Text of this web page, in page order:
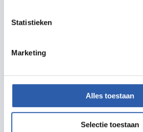
Statistieken
Marketing
Alles toestaan
Selectie toestaan
Zet in agenda
Routebeschrijving
Meer informatie